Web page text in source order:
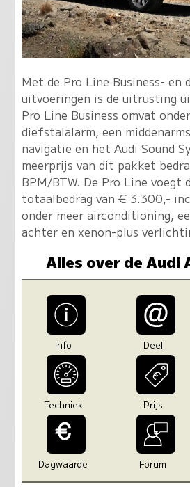
Met de Pro Line Business- en
uitvoeringen is de uitrusting
Pro Line Business omvat
diefstalalarm, een
navigatie en het Audi Sound
meerprijs van dit pakket
BPM/BTW. De Pro Line voegt
totaalbedrag van € 3.300,-
onder meer airconditioning,
achter en xenon-plus
Alles over de Audi
Info Deel
Techniek Prijs
Dagwaarde Forum